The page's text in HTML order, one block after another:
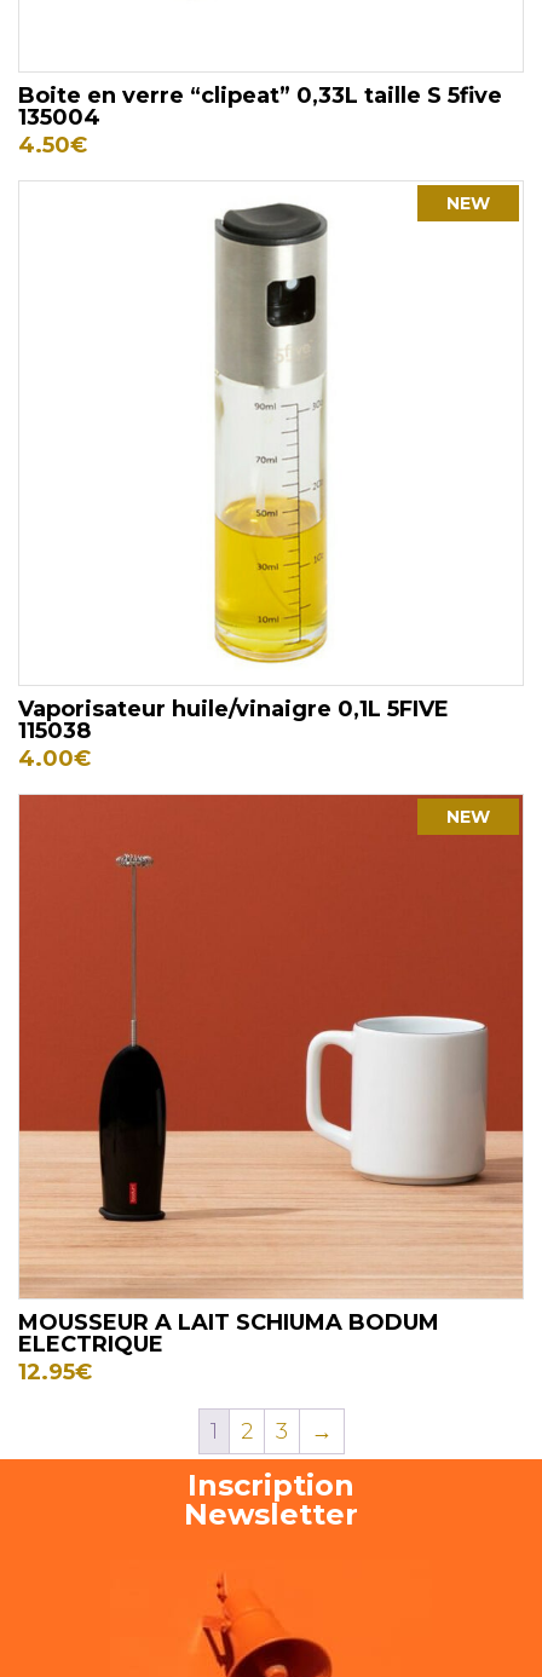
Boite en verre “clipeat” 0,33L taille S 5five
135004
4.50€
NEW
Vaporisateur huile/vinaigre 0,1L 5FIVE
115038
4.00€
NEW
MOUSSEUR A LAIT SCHIUMA BODUM
ELECTRIQUE
12.95€
1 2 3 →
Inscription
Newsletter